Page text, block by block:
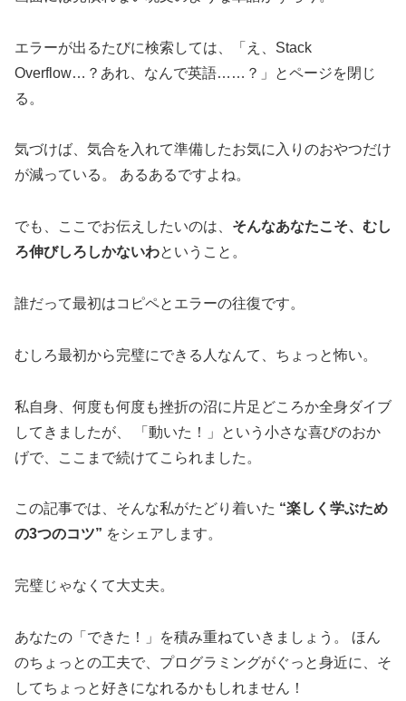
エラーが出るたびに検索しては、「え、Stack
Overflow…？あれ、なんで英語……？」とページを閉じ
る。
気づけば、気合を入れて準備したお気に入りのおやつだけ
が減っている。 あるあるですよね。
でも、ここでお伝えしたいのは、 そんなあなたこそ、むし
ろ伸びしろしかないわということ。
誰だって最初はコピペとエラーの往復です。
むしろ最初から完璧にできる人なんて、ちょっと怖い。
私自身、何度も何度も挫折の沼に片足どころか全身ダイブ
してきましたが、 「動いた！」という小さな喜びのおか
げで、ここまで続けてこられました。
この記事では、そんな私がたどり着いた “楽しく学ぶため
の3つのコツ” をシェアします。
完璧じゃなくて大丈夫。
あなたの「できた！」を積み重ねていきましょう。 ほん
のちょっとの工夫で、プログラミングがぐっと身近に、そ
してちょっと好きになれるかもしれません！